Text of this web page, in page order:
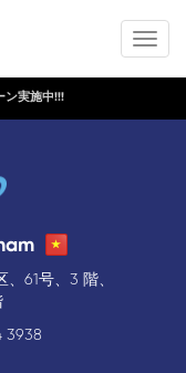
ン実施中!!!
61号、3 階、
3938